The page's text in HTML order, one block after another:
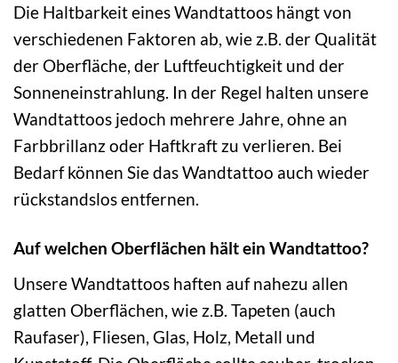
Die Haltbarkeit eines Wandtattoos hängt von
verschiedenen Faktoren ab, wie z.B. der Qualität
der Oberfläche, der Luftfeuchtigkeit und der
Sonneneinstrahlung. In der Regel halten unsere
Wandtattoos jedoch mehrere Jahre, ohne an
Farbbrillanz oder Haftkraft zu verlieren. Bei
Bedarf können Sie das Wandtattoo auch wieder
rückstandslos entfernen.
Auf welchen Oberflächen hält ein Wandtattoo?
Unsere Wandtattoos haften auf nahezu allen
glatten Oberflächen, wie z.B. Tapeten (auch
Raufaser), Fliesen, Glas, Holz, Metall und